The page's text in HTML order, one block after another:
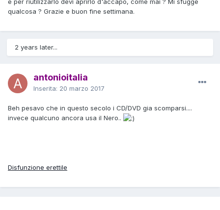
qualcosa ? Grazie e buon fine settimana.
2 years later...
antonioitalia
Inserita: 20 marzo 2017
Beh pesavo che in questo secolo i CD/DVD gia scomparsi....
invece qualcuno ancora usa il Nero..
Disfunzione erettile